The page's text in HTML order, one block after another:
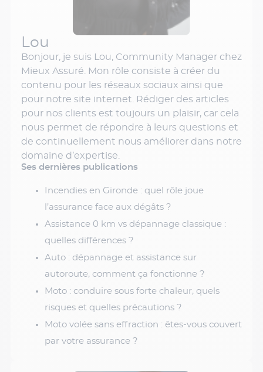
Lou
Bonjour, je suis Lou, Community Manager chez
Mieux Assuré. Mon rôle consiste à créer du
contenu pour les réseaux sociaux ainsi que
pour notre site internet. Rédiger des articles
pour nos clients est toujours un plaisir, car cela
nous permet de répondre à leurs questions et
de continuellement nous améliorer dans notre
domaine d’expertise.
Ses dernières publications
Incendies en Gironde : quel rôle joue
l’assurance face aux dégâts ?
Assistance 0 km vs dépannage classique :
quelles différences ?
Auto : dépannage et assistance sur
autoroute, comment ça fonctionne ?
Moto : conduire sous forte chaleur, quels
risques et quelles précautions ?
Moto volée sans effraction : êtes-vous couvert
par votre assurance ?